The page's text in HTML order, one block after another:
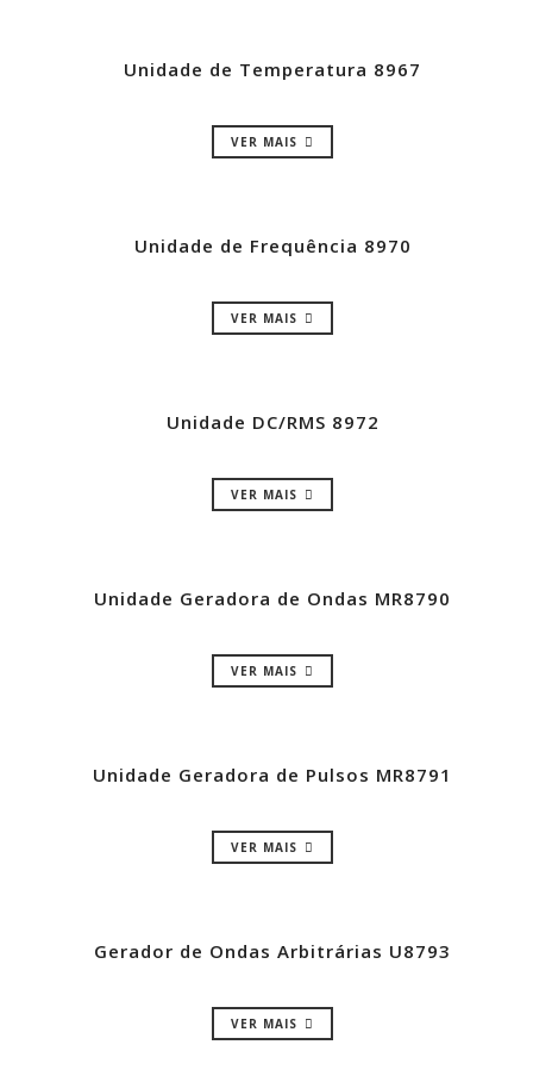
Unidade de Temperatura 8967
VER MAIS
Unidade de Frequência 8970
VER MAIS
Unidade DC/RMS 8972
VER MAIS
Unidade Geradora de Ondas MR8790
VER MAIS
Unidade Geradora de Pulsos MR8791
VER MAIS
Gerador de Ondas Arbitrárias U8793
VER MAIS